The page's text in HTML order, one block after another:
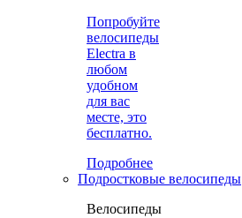
Попробуйте
велосипеды
Electra в
любом
удобном
для вас
месте, это
бесплатно.
Подробнее
Подростковые велосипеды
Велосипеды